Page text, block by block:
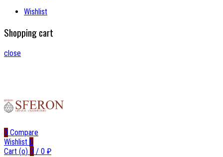
Wishlist
Shopping cart
close
0 Compare
Wishlist 0
Cart (o) 0 / 0 ₽